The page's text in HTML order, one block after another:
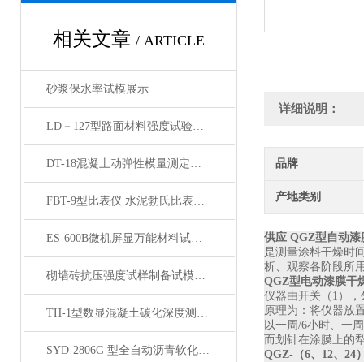
相关文章 / ARTICLE
砂浆保水率试模展示
LD－127型路面材料强度试验仪产品展示
DT-18混凝土动弹性模量测定仪动弹仪产品简介
FBT-9型比表仪 水泥勃氏比表面积测定仪产品展示
ES-600B微机屏显万能材料试验机 展示
砌墙砖抗压强度试样制备试模产品展示
TH-1型数显混凝土碳化深度测量仪（测定仪）产品展示
SYD-2806G 型全自动沥青软化点仪展示
详细说明：
品牌
产地类别
供应 QGZ型自动
是测量涂料干燥时
析、观察各阶段所
QGZ型电动漆膜干
仪器由开关（ 1 ），
原理为：将仪器放
以一周 /6小时、一周
而划针在涂膜上的
QGZ- （6、 12、 24